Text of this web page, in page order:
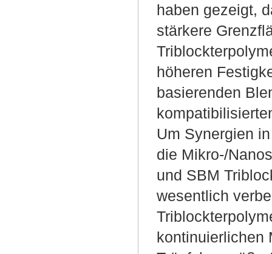
haben gezeigt,
stärkere
höheren
basierenden
Um Synergien
die Mikro-/
und SBM
wesentlich
kontinuierlichen